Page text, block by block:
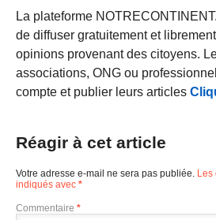
La plateforme
de diffuser gratuitement et
opinions provenant des citoyens.
associations, ONG ou
compte et publier leurs articles
Réagir à cet article
Votre adresse e-mail ne sera pas publiée. Les
indiqués avec *
Commentaire *